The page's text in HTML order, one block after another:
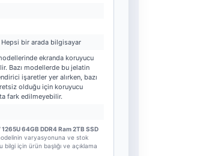
bir arada bilgisayar
ekranda koruyucu
Bazı modellerde bu jelatin
işaretler yer alırken, bazı
olduğu için koruyucu
fark edilmeyebilir.
64GB DDR4 Ram 2TB SSD
varyasyonuna ve stok
için ürün başlığı ve açıklama